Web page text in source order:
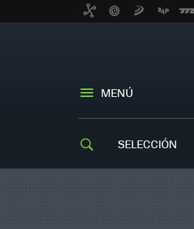
MENÚ
SELECCIÓN